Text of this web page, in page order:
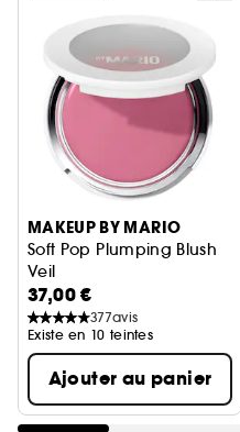
Ignorer le carrousel produits
MAKEUP BY MARIO
Soft Pop Plumping Blush
Veil
Blush en Créme
37,00 €
377avis
Existe en 10 teintes
Ajouter au panier